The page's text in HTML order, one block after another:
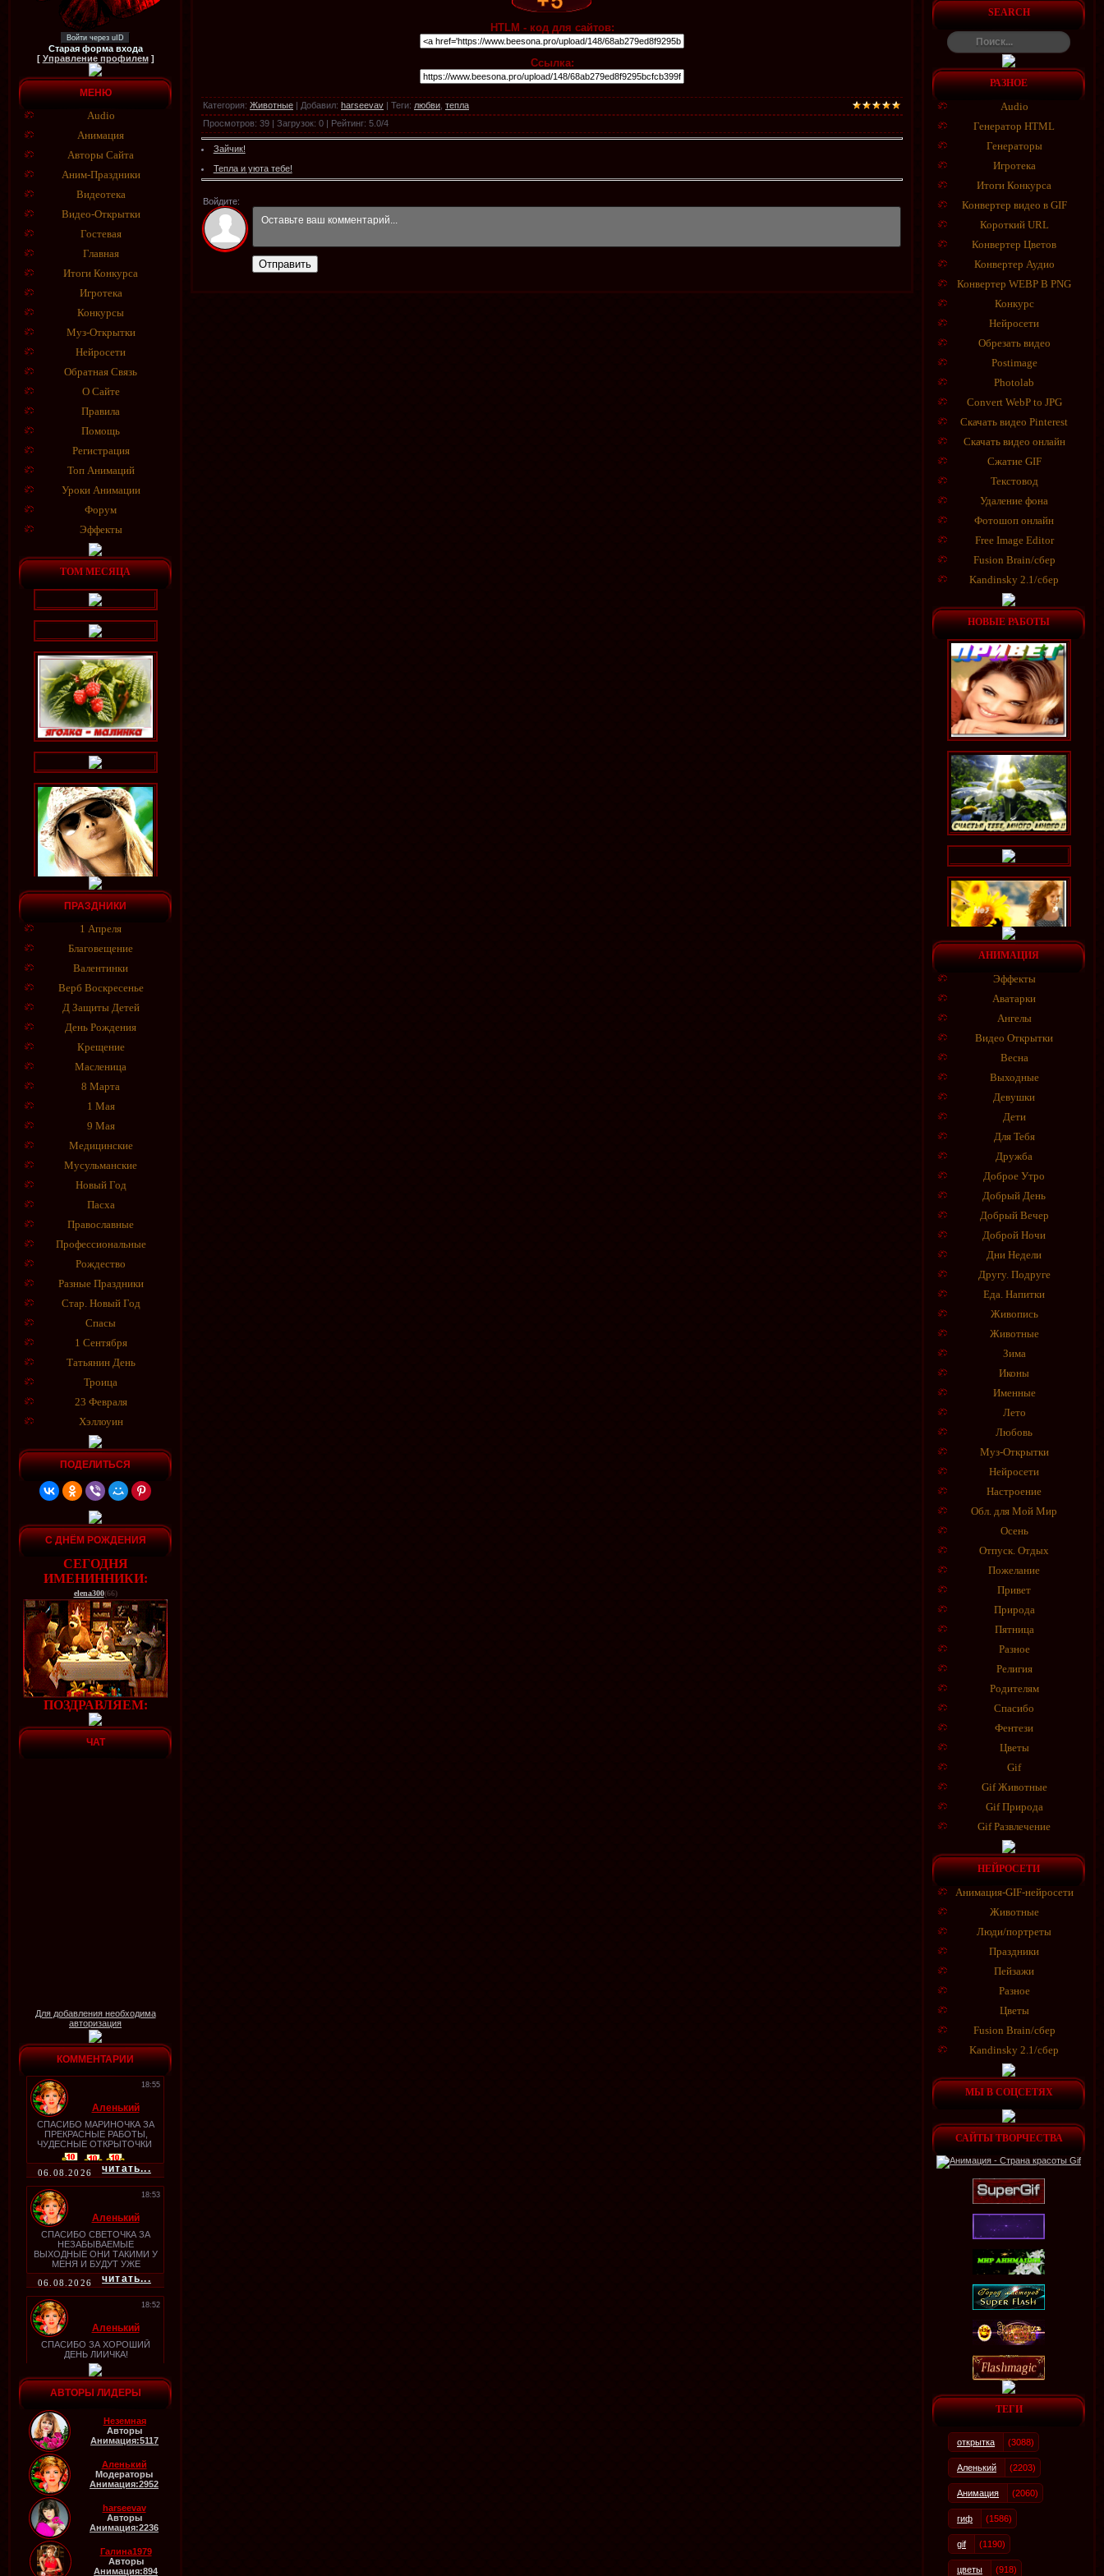
Войти через uID
Старая форма входа
[ Управление профилем]
МЕНЮ
Audio
Анимация
Авторы Сайта
Аним-Праздники
Видеотека
Видео-Открытки
Гостевая
Главная
Итоги Конкурса
Игротека
Конкурсы
Муз-Открытки
Нейросети
Обратная Связь
О Сайте
Правила
Помощь
Регистрация
Топ Анимаций
Уроки Анимации
Форум
Эффекты
ТОМ МЕСЯЦА
ПРАЗДНИКИ
1 Апреля
Благовещение
Валентинки
Верб Воскресенье
Д Защиты Детей
День Рождения
Крещение
Масленица
8 Марта
1 Мая
9 Мая
Медицинские
Мусульманские
Новый Год
Пасха
Православные
Профессиональные
Рождество
Разные Праздники
Стар. Новый Год
Спасы
1 Сентября
Татьянин День
Троица
23 Февраля
Хэллоуин
ПОДЕЛИТЬСЯ
С ДНЁМ РОЖДЕНИЯ
СЕГОДНЯ
ИМЕНИННИКИ:
elena300(66)
ПОЗДРАВЛЯЕМ:
ЧАТ
Для добавления необходима
авторизация
КОММЕНТАРИИ
18:55
Аленький
СПАСИБО МАРИНОЧКА ЗА
ПРЕКРАСНЫЕ РАБОТЫ,
ЧУДЕСНЫЕ ОТКРЫТОЧКИ
06.08.2026 читать...
18:53
Аленький
СПАСИБО СВЕТОЧКА ЗА
НЕЗАБЫВАЕМЫЕ
ВЫХОДНЫЕ ОНИ ТАКИМИ У
МЕНЯ И БУДУТ УЖЕ
ЧУВСТВУЮ,,
06.08.2026 читать...
18:52
Аленький
СПАСИБО ЗА ХОРОШИЙ
ДЕНЬ ЛИИЧКА!
06.08.2026 читать...
Аленький
06.08.2026
18:45
Аленький
ура ПРИВЕТИК МАРИНОЧКА
АВТОРЫ ЛИДЕРЫ
Неземная
Авторы
Анимация:5117
Аленький
Модераторы
Анимация:2952
harseevav
Авторы
Анимация:2236
Галина1979
Авторы
Анимация:894
HTLM - код для сайтов:
Ссылка:
Категория: Животные | Добавил: harseevav | Теги: любви тепла
Просмотров: 39 | Загрузок: 0 | Рейтинг: 5.0/4
Зайчик!
Тепла и уюта тебе!
Войдите:
Отправить
SEARCH
РАЗНОЕ
Audio
Генератор HTML
Генераторы
Игротека
Итоги Конкурса
Конвертер видео в GIF
Короткий URL
Конвертер Цветов
Конвертер Аудио
Конвертер WEBP В PNG
Конкурс
Нейросети
Обрезать видео
Postimage
Photolab
Convert WebP to JPG
Скачать видео Pinterest
Скачать видео онлайн
Сжатие GIF
Текстовод
Удаление фона
Фотошоп онлайн
Free Image Editor
Fusion Brain/сбер
Kandinsky 2.1/сбер
НОВЫЕ РАБОТЫ
АНИМАЦИЯ
Эффекты
Аватарки
Ангелы
Видео Открытки
Весна
Выходные
Девушки
Дети
Для Тебя
Дружба
Доброе Утро
Добрый День
Добрый Вечер
Доброй Ночи
Дни Недели
Другу. Подруге
Еда. Напитки
Живопись
Животные
Зима
Иконы
Именные
Лето
Любовь
Муз-Открытки
Нейросети
Настроение
Обл. для Мой Мир
Осень
Отпуск. Отдых
Пожелание
Привет
Природа
Пятница
Разное
Религия
Родителям
Спасибо
Фентези
Цветы
Gif
Gif Животные
Gif Природа
Gif Развлечение
НЕЙРОСЕТИ
Анимация-GIF-нейросети
Животные
Люди/портреты
Праздники
Пейзажи
Разное
Цветы
Fusion Brain/сбер
Kandinsky 2.1/сбер
МЫ В СОЦСЕТЯХ
САЙТЫ ТВОРЧЕСТВА
ТЕГИ
открытка (3088)
Аленький (2203)
Анимация (2060)
гиф (1586)
gif (1190)
цветы (918)